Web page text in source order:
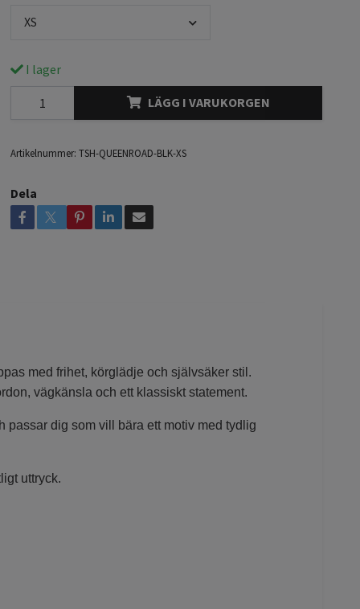
XS
I lager
LÄGG I VARUKORGEN
Artikelnummer: TSH-QUEENROAD-BLK-XS
Dela
med frihet, körglädje och självsäker stil.
vägkänsla och ett klassiskt statement.
passar dig som vill bära ett motiv med tydlig
uttryck.